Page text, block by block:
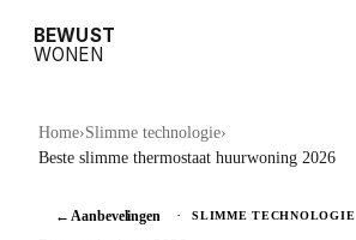
BEWUST
WONEN
Home›Slimme technologie›
Beste slimme thermostaat huurwoning 2026
← Aanbevelingen · SLIMME TECHNOLOGIE